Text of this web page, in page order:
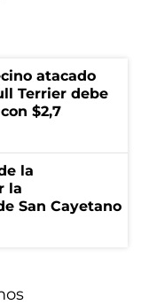
atacado
Terrier debe
$2,7
la
la
San Cayetano